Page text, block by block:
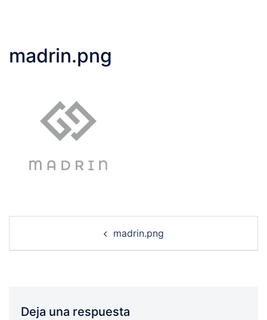
madrin.png
madrin.png
Deja una respuesta